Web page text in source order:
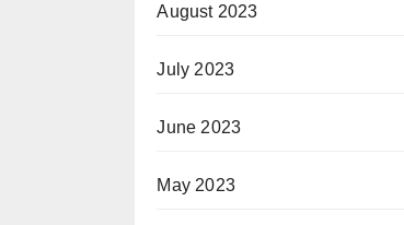
August 2023
July 2023
June 2023
May 2023